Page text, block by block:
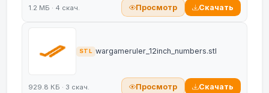
1.2 МБ · 4 скач. Просмотр Скачать
STL wargameruler_12inch_numbers.stl
929.8 КБ · 3 скач. Просмотр Скачать